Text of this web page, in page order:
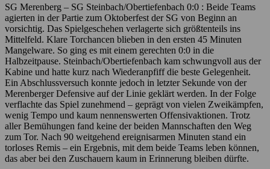
SG Merenberg – SG Steinbach/Obertiefenbach 0:0 : Beide Teams
agierten in der Partie zum Oktoberfest der SG von Beginn an
vorsichtig. Das Spielgeschehen verlagerte sich größtenteils ins
Mittelfeld. Klare Torchancen blieben in den ersten 45 Minuten
Mangelware. So ging es mit einem gerechten 0:0 in die
Halbzeitpause. Steinbach/Obertiefenbach kam schwungvoll aus der
Kabine und hatte kurz nach Wiederanpfiff die beste Gelegenheit.
Ein Abschlussversuch konnte jedoch in letzter Sekunde von der
Merenberger Defensive auf der Linie geklärt werden. In der Folge
verflachte das Spiel zunehmend – geprägt von vielen Zweikämpfen,
wenig Tempo und kaum nennenswerten Offensivaktionen. Trotz
aller Bemühungen fand keine der beiden Mannschaften den Weg
zum Tor. Nach 90 weitgehend ereignisarmen Minuten stand ein
torloses Remis – ein Ergebnis, mit dem beide Teams leben können,
das aber bei den Zuschauern kaum in Erinnerung bleiben dürfte.